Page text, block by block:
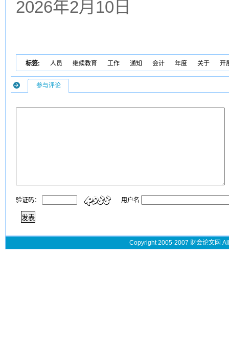
2026年2月10日
标签: 人员 继续教育 工作 通知 会计 年度 关于 开
参与评论
验证码： 用户名
Copyright 2005-2007 财会论文网